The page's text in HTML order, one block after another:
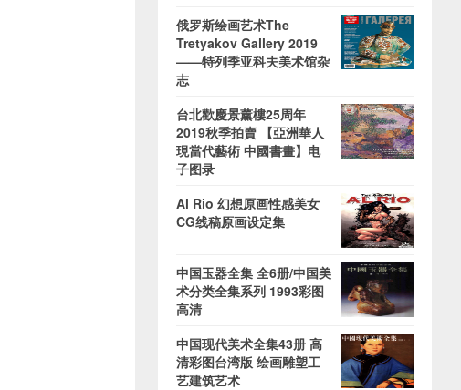
俄罗斯绘画艺术The
Tretyakov Gallery 2019
——特列季亚科夫美术馆杂
志
台北歡慶景薰樓25周年
2019秋季拍賣 【亞洲華人
現當代藝術 中國書畫】电
子图录
Al Rio 幻想原画性感美女
CG线稿原画设定集
中国玉器全集 全6册/中国美
术分类全集系列 1993彩图
高清
中国现代美术全集43册 高
清彩图台湾版 绘画雕塑工
艺建筑艺术